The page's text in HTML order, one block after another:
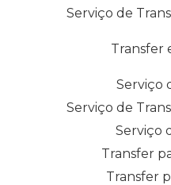
Serviço de
Transfer
Serviço
Serviço de
Serviço
Transfer
Transfer